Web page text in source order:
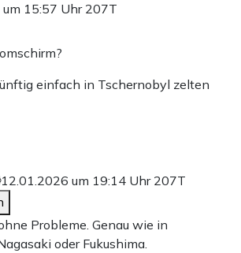
15:57 Uhr 207T
einfach in Tschernobyl zelten
12.01.2026 um 19:14 Uhr 207T
Probleme. Genau wie in
oder Fukushima.